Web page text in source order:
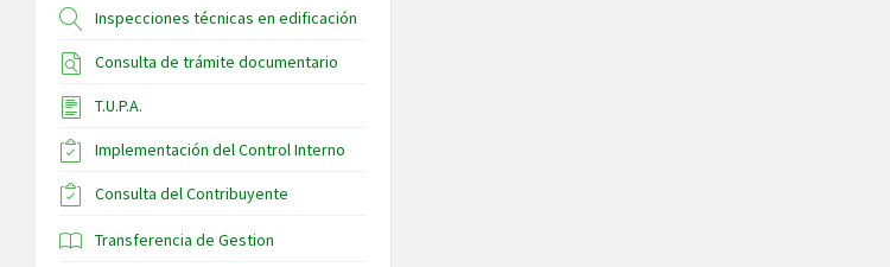
Inspecciones técnicas en edificación
Consulta de trámite documentario
T.U.P.A.
Implementación del Control Interno
Consulta del Contribuyente
Transferencia de Gestion